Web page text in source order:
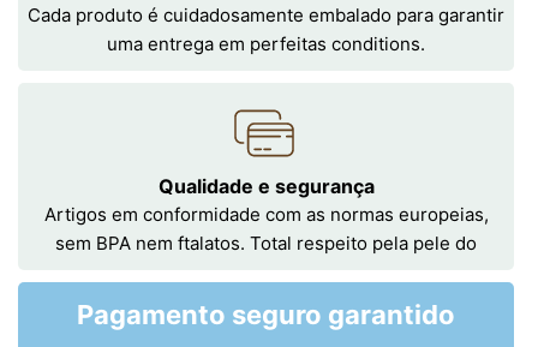
Cada produto é cuidadosamente embalado para garantir
uma entrega em perfeitas conditions.
Qualidade e segurança
Artigos em conformidade com as normas europeias,
sem BPA nem ftalatos. Total respeito pela pele do
Pagamento seguro garantido